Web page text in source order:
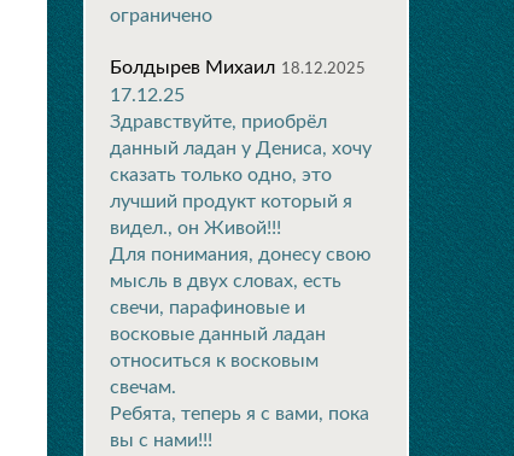
ограничено
Болдырев Михаил 18.12.2025
17.12.25
Здравствуйте, приобрёл
данный ладан у Дениса, хочу
сказать только одно, это
лучший продукт который я
видел., он Живой!!!
Для понимания, донесу свою
мысль в двух словах, есть
свечи, парафиновые и
восковые данный ладан
относиться к восковым
свечам.
Ребята, теперь я с вами, пока
вы с нами!!!